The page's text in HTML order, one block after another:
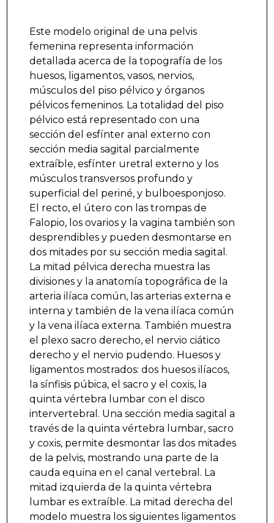
Este modelo original de una pelvis
femenina representa información
detallada acerca de la topografía de los
huesos, ligamentos, vasos, nervios,
músculos del piso pélvico y órganos
pélvicos femeninos. La totalidad del piso
pélvico está representado con una
sección del esfínter anal externo con
sección media sagital parcialmente
extraíble, esfínter uretral externo y los
músculos transversos profundo y
superficial del periné, y bulboesponjoso.
El recto, el útero con las trompas de
Falopio, los ovarios y la vagina también son
desprendibles y pueden desmontarse en
dos mitades por su sección media sagital.
La mitad pélvica derecha muestra las
divisiones y la anatomía topográfica de la
arteria ilíaca común, las arterias externa e
interna y también de la vena ilíaca común
y la vena ilíaca externa. También muestra
el plexo sacro derecho, el nervio ciático
derecho y el nervio pudendo. Huesos y
ligamentos mostrados: dos huesos ilíacos,
la sínfisis púbica, el sacro y el coxis, la
quinta vértebra lumbar con el disco
intervertebral. Una sección media sagital a
través de la quinta vértebra lumbar, sacro
y coxis, permite desmontar las dos mitades
de la pelvis, mostrando una parte de la
cauda equina en el canal vertebral. La
mitad izquierda de la quinta vértebra
lumbar es extraíble. La mitad derecha del
modelo muestra los siguientes ligamentos